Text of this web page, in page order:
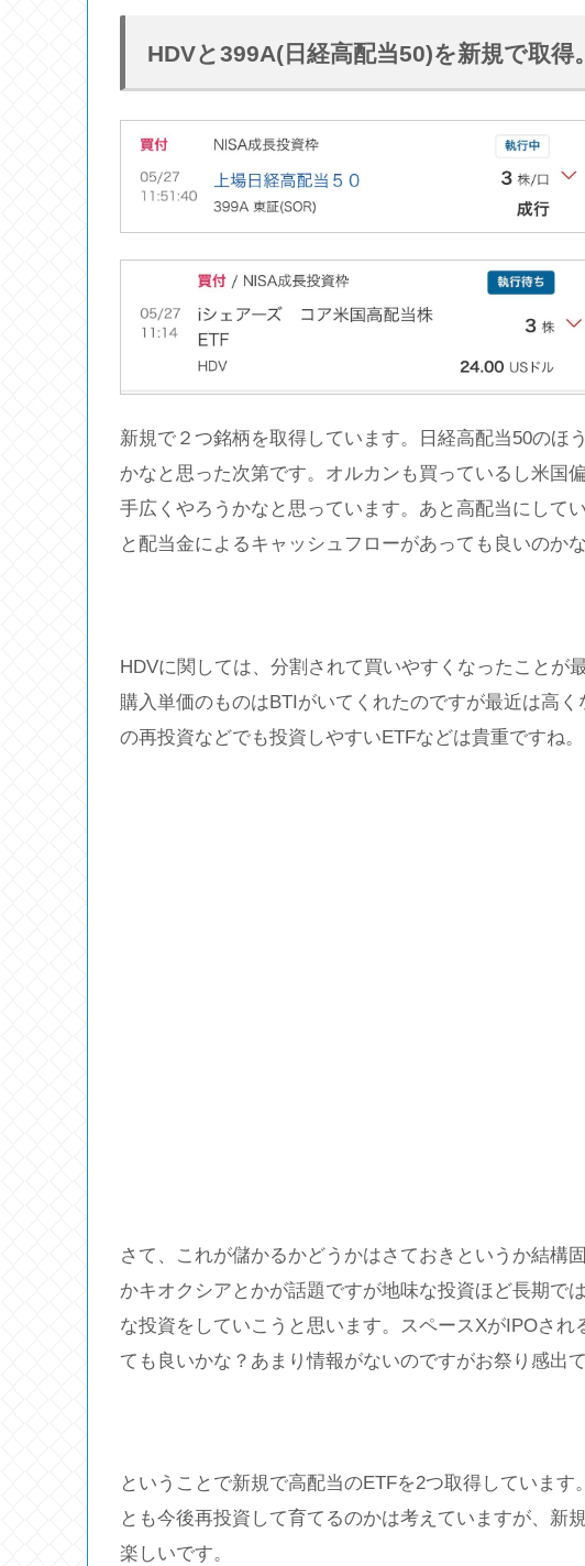
HDVと399A(日経高配当50)を新規で取得。
新規で２つ銘柄を取得しています。日経高配当50のほ
かなと思った次第です。オルカンも買っているし米国
手広くやろうかなと思っています。あと高配当にして
と配当金によるキャッシュフローがあっても良いのか
HDVに関しては、分割されて買いやすくなったことが
購入単価のものはBTIがいてくれたのですが最近は高
の再投資などでも投資しやすいETFなどは貴重ですね。
さて、これが儲かるかどうかはさておきというか結構
かキオクシアとかが話題ですが地味な投資ほど長期で
な投資をしていこうと思います。スペースXがIPOさ
ても良いかな？あまり情報がないのですがお祭り感出て
ということで新規で高配当のETFを2つ取得していま
とも今後再投資して育てるのかは考えていますが、新
楽しいです。